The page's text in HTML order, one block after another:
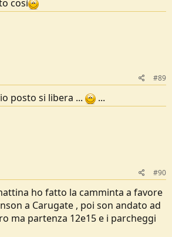
così
#89
posto si libera ... ...
#90
ho fatto la camminta a favore
a Carugate , poi son andato ad
ma partenza 12e15 e i parcheggi